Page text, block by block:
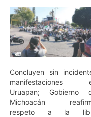
Concluyen sin
manifestaciones
Uruapan; Gobierno
Michoacán
respeto a la